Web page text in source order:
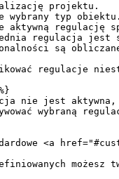
projektu.
wybrany typ obiektu.
aktywną regulację
regulacja jest
są
regulacje
nie jest
wybraną
<a
możesz